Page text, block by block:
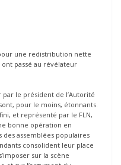
une redistribution nette
passé au révélateur
le président de l’Autorité
pour le moins, étonnants.
et représenté par le FLN,
bonne opération en
des assemblées populaires
consolident leur place
sur la scène